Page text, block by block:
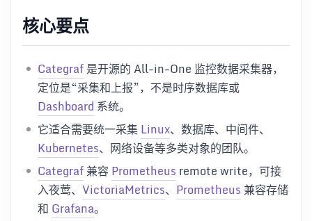
核心要点
Categraf是开源的 All-in-One 监控数据采集器，
定位是“采集和上报”，不是时序数据库或
Dashboard 系统。
它适合需要统一采集Linux、数据库、中间件、
Kubernetes、网络设备等多类对象的团队。
Categraf兼容Prometheus remote write，可接
入夜莺、 VictoriaMetrics、 Prometheus兼容存储
和 Grafana。